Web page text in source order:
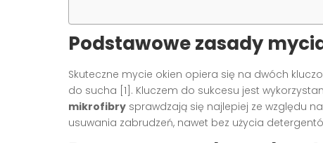
Podstawowe zasady
Skuteczne mycie okien opiera się na dwóch
do sucha [1]. Kluczem do sukcesu jest
mikrofibry sprawdzają się najlepiej ze względu
usuwania zabrudzeń, nawet bez użycia